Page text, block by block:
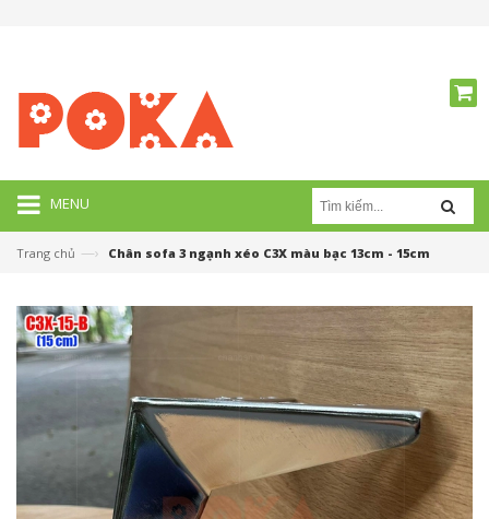
MENU
Trang chủ —› Chân sofa 3 ngạnh xéo C3X màu bạc 13cm - 15cm